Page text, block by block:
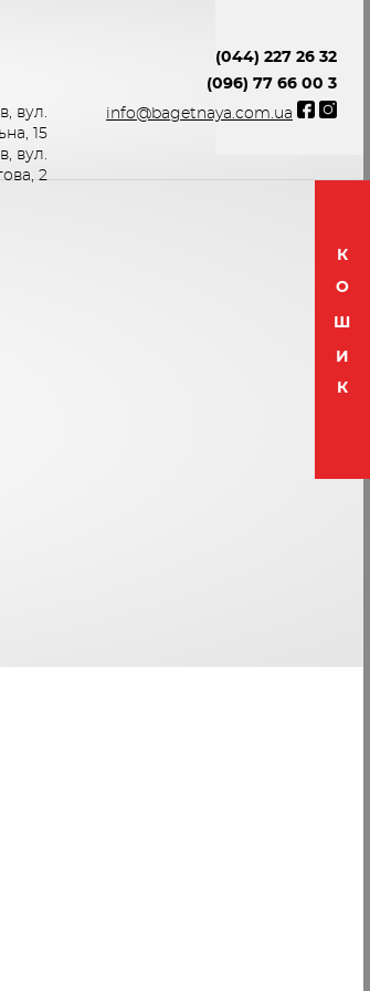
вул.
15
вул.
2
(044) 227 26 32
(096) 77 66 00 3
info@bagetnaya.com.ua
К
О
Ш
И
К